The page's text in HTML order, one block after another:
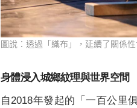
圖說：透過「織布」，延續了關係
自2018年發起的「一百公里
間，並親觸自然土地、端詳